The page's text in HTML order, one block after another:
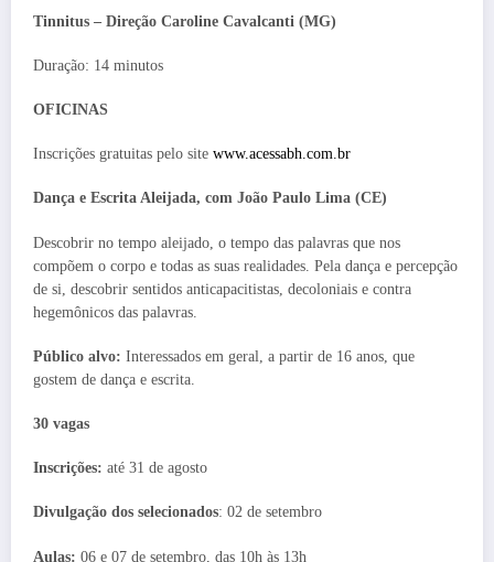
Tinnitus – Direção Caroline Cavalcanti (MG)
Duração: 14 minutos
OFICINAS
Inscrições gratuitas pelo site www.acessabh.com.br
Dança e Escrita Aleijada, com João Paulo Lima (CE)
Descobrir no tempo aleijado, o tempo das palavras que nos
compõem o corpo e todas as suas realidades. Pela dança e percepção
de si, descobrir sentidos anticapacitistas, decoloniais e contra
hegemônicos das palavras.
Público alvo: Interessados em geral, a partir de 16 anos, que
gostem de dança e escrita.
30 vagas
Inscrições: até 31 de agosto
Divulgação dos selecionados: 02 de setembro
Aulas: 06 e 07 de setembro, das 10h às 13h